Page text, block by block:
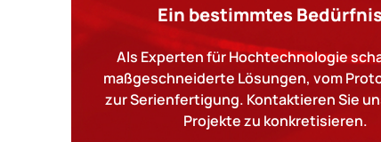
Ein bestimmtes
Als Experten für Hochtechnologie
maßgeschneiderte Lösungen, vom
zur Serienfertigung. Kontaktieren Sie
Projekte zu konkretisieren.